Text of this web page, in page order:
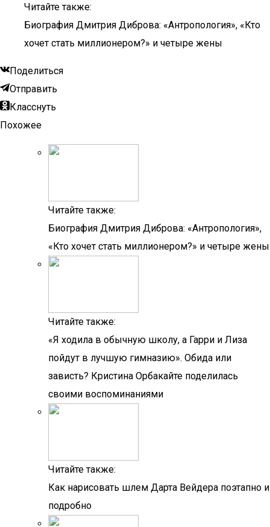
Читайте также:
Биография Дмитрия Диброва: «Антропология», «Кто
хочет стать миллионером?» и четыре жены
Поделиться
Отправить
Класснуть
Похожее
Читайте также:
Биография Дмитрия Диброва: «Антропология»,
«Кто хочет стать миллионером?» и четыре жены
Читайте также:
«Я ходила в обычную школу, а Гарри и Лиза
пойдут в лучшую гимназию». Обида или
зависть? Кристина Орбакайте поделилась
своими воспоминаниями
Читайте также:
Как нарисовать шлем Дарта Вейдера поэтапно и
подробно